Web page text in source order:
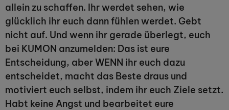
allein zu schaffen. Ihr werdet sehen, wie
glücklich ihr euch dann fühlen werdet. Gebt
nicht auf. Und wenn ihr gerade überlegt, euch
bei KUMON anzumelden: Das ist eure
Entscheidung, aber WENN ihr euch dazu
entscheidet, macht das Beste draus und
motiviert euch selbst, indem ihr euch Ziele setzt.
Habt keine Angst und bearbeitet eure